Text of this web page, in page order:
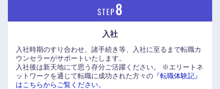
入社
入社時期のすり合わせ、諸手続き等、入社に至るまで転職カ
ウンセラーがサポートいたします。
入社後は新天地にて思う存分ご活躍ください。
※エリートネ
ットワークを通じて転職に成功された方々の 『転職体験記』
はこちらからご覧ください。